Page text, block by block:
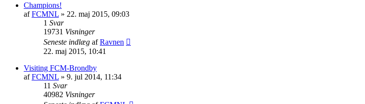
Champions!
afFCMNL » 22. maj 2015, 09:03
1 Svar
19731 Visninger
Seneste indlæg afRavnen
22. maj 2015, 10:41
Visiting FCM-Brondby
afFCMNL » 9. jul 2014, 11:34
11 Svar
40982 Visninger